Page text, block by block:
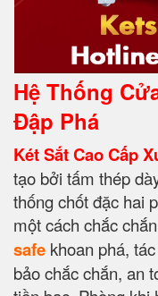
Hệ Thống
Đập Phá
Két Sắt Cao Cấp
tạo bởi tấm thép
thống chốt đặc hai
một cách chắc
safe khoan phá,
bảo chắc chắn, an